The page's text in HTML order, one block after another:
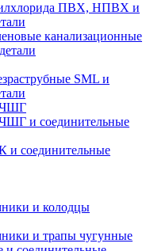
ПВХ, НПВХ и
канализационные
SML и
и соединительные
и соединительные
и колодцы
и трапы чугунные